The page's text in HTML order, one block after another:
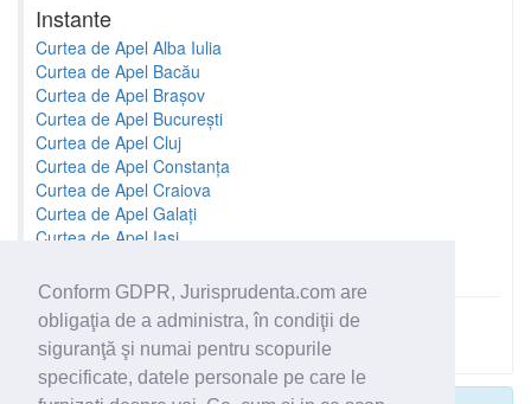
Conform GDPR, Jurisprudenta.com are
obligaţia de a administra, în condiţii de
siguranţă şi numai pentru scopurile
specificate, datele personale pe care le
Instante
Curtea de Apel Alba Iulia
Curtea de Apel Bacău
Curtea de Apel Brașov
Curtea de Apel București
Curtea de Apel Cluj
Curtea de Apel Constanța
Curtea de Apel Craiova
Curtea de Apel Galați
Curtea de Apel Iași
Toate instantele